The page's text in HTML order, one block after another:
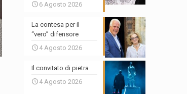
6 Agosto 2026
La contesa per il
“vero” difensore
4 Agosto 2026
Il convitato di pietra
4 Agosto 2026